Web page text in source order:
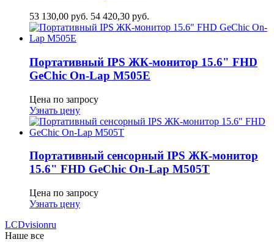
53 130,00 руб. 54 420,30 руб.
Портативный IPS ЖК-монитор 15.6" FHD
GeСhic On-Lap M505E
Цена по запросу
Узнать цену
Портативный сенсорный IPS ЖК-монитор
15.6" FHD GeСhic On-Lap M505T
Цена по запросу
Узнать цену
LCDvisionru
Наше все